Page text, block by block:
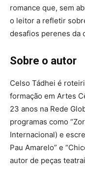
romance que, sem
o leitor a refletir
desafios perenes da
Sobre o autor
Celso Tádhei é
formação em Artes
23 anos na Rede
programas como
Internacional) e
Pau Amarelo” e
autor de peças